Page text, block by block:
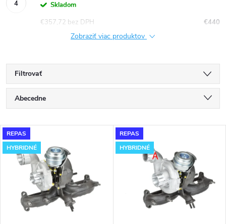
Skladom
€440
€357,72 bez DPH
Zobraziť viac produktov
Filtrovať
R
a
d
Abecedne
Najdrahšie
Najpredávanejšie
V
ý
REPAS
HYBRIDNÉ
REPAS
HYBRIDNÉ